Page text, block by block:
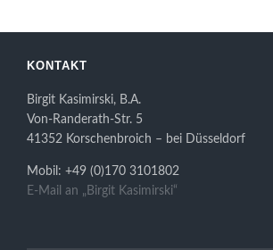
KONTAKT
Birgit Kasimirski, B.A.
Von-Randerath-Str. 5
41352 Korschenbroich – bei Düsseldorf
Mobil: +49 (0)170 3101802
E-Mail an „Birgit Kasimirski“